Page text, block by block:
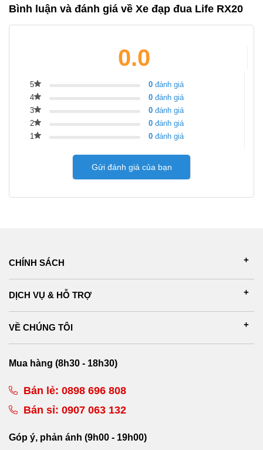
Bình luận và đánh giá về Xe đạp đua Life RX20
0.0
5 0 đánh giá
4
0 đánh giá
3
0 đánh giá
2
0 đánh giá
1
0 đánh giá
Gửi đánh giá của bạn
CHÍNH SÁCH
DỊCH VỤ & HỖ TRỢ
VỀ CHÚNG TÔI
Mua hàng (8h30 - 18h30)
Bán lẻ: 0898 696 808
Bán sỉ: 0907 063 132
Góp ý, phản ánh (9h00 - 19h00)